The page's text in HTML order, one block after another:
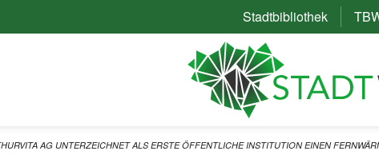
Stadtbibliothek(External
AG UNTERZEICHNET ALS ERSTE ÖFFENTLICHE INSTITUTION EINEN